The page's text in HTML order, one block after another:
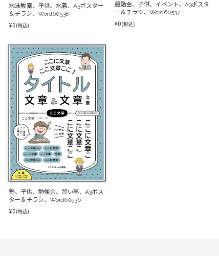
水泳教室、子供、水着、A3ポスター
＆チラシ、Word60538
¥0(税込)
運動会、子供、イベント、A3ポスタ
ー＆チラシ、Word60537
¥0(税込)
塾、子供、勉強会、習い事、A3ポス
ター＆チラシ、Word60536
¥0(税込)